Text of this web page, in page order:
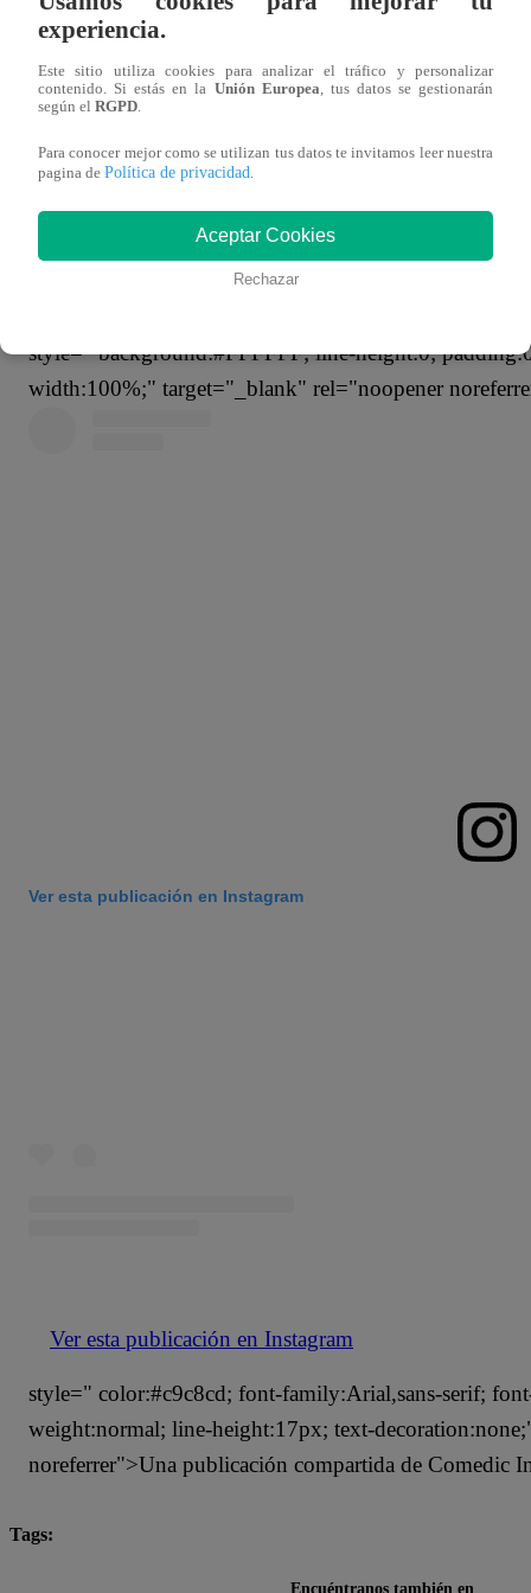
Ver esta publicación en Instagram
data-instgrm-version="13" style=" background:#FFF;
0 rgba(0,0,0,0.5),0 1px 10px 0 rgba(0,0,0,0.15);
padding:0; width:99.375%; width:-webkit-calc(100% -
style=" background:#FFFFFF; line-height:0;
width:100%;" target="_blank" rel="noopener
Ver esta publicación en Instagram
Ver esta publicación en Instagram
style=" color:#c9c8cd; font-family:Arial,sans-serif;
weight:normal; line-height:17px; text-
noreferrer">Una publicación compartida de Comedic
Tags:
experiencia.
Este sitio utiliza cookies para analizar el tráfico y personalizar
contenido. Si estás en la Unión Europea, tus datos se gestionarán
según el RGPD.
Para conocer mejor como se utilizan tus datos te invitamos leer nuestra
pagina de Política de privacidad.
Aceptar Cookies
Rechazar
Encuéntranos también en